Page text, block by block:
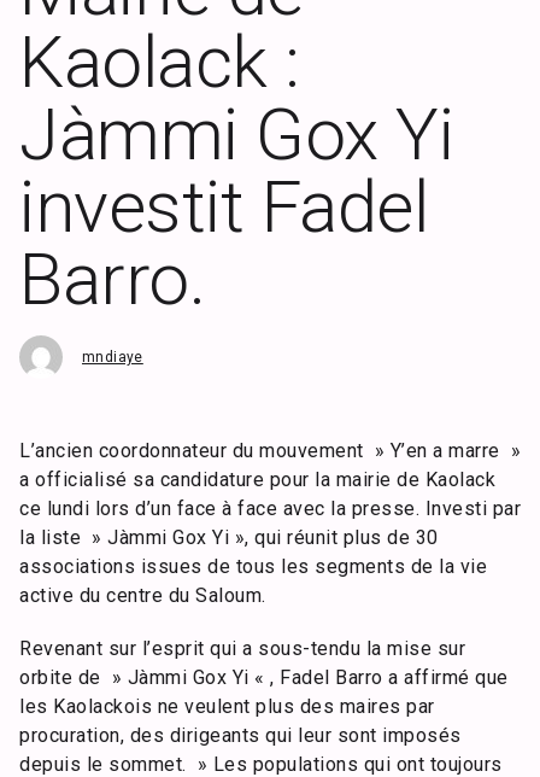
Kaolack :
Jàmmi Gox Yi
investit Fadel
Barro.
mndiaye
L’ancien coordonnateur du mouvement » Y’en a marre »
a officialisé sa candidature pour la mairie de Kaolack
ce lundi lors d’un face à face avec la presse. Investi par
la liste » Jàmmi Gox Yi », qui réunit plus de 30
associations issues de tous les segments de la vie
active du centre du Saloum.
Revenant sur l’esprit qui a sous-tendu la mise sur
orbite de » Jàmmi Gox Yi « , Fadel Barro a affirmé que
les Kaolackois ne veulent plus des maires par
procuration, des dirigeants qui leur sont imposés
depuis le sommet. » Les populations qui ont toujours